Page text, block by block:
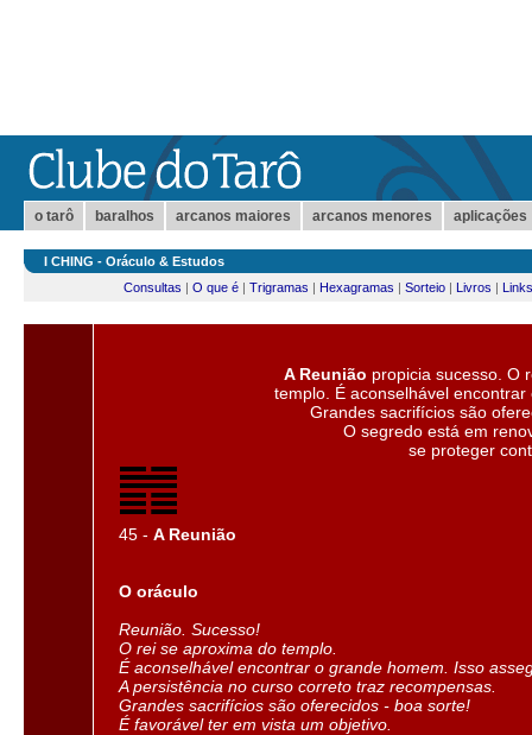
o tarô baralhos arcanos maiores arcanos menores aplicações
I CHING - Oráculo & Estudos
Consultas | O que é| Trigramas | Hexagramas | Sorteio| Livros |
A Reunião propicia sucesso. O
templo. É aconselhável
Grandes sacrifícios são
O segredo está em
se proteger
45 - A Reunião
O oráculo
Reunião. Sucesso!
O rei se aproxima do templo.
É aconselhável encontrar o grande homem. Isso
A persistência no curso correto traz recompensas.
Grandes sacrifícios são oferecidos - boa sorte!
É favorável ter em vista um objetivo.